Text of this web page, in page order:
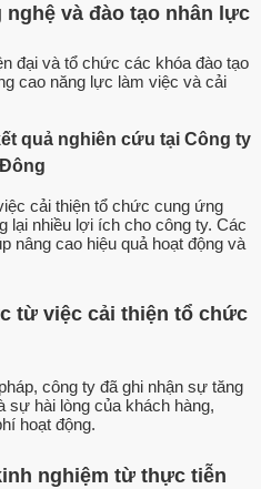
và đào tạo nhân lực
đại và tổ chức các khóa đào tạo
cao năng lực làm việc và cải
quả nghiên cứu tại Công ty
cải thiện tổ chức cung ứng
lại nhiều lợi ích cho công ty. Các
nâng cao hiệu quả hoạt động và
từ việc cải thiện tổ chức
công ty đã ghi nhận sự tăng
sự hài lòng của khách hàng,
hoạt động.
nghiệm từ thực tiễn